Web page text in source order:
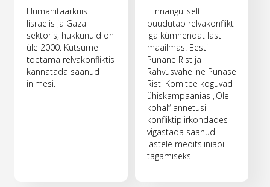
Humanitaarkriis
Iisraelis ja Gaza
sektoris, hukkunuid on
üle 2000. Kutsume
toetama relvakonfliktis
kannatada saanud
inimesi.
Hinnanguliselt
puudutab relvakonflikt
iga kümnendat last
maailmas. Eesti
Punane Rist ja
Rahvusvaheline Punase
Risti Komitee koguvad
ühiskampaanias „Ole
kohal“ annetusi
konfliktipiirkondades
vigastada saanud
lastele meditsiiniabi
tagamiseks.